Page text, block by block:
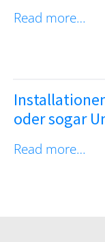
Read more…
oder sogar
Read more…